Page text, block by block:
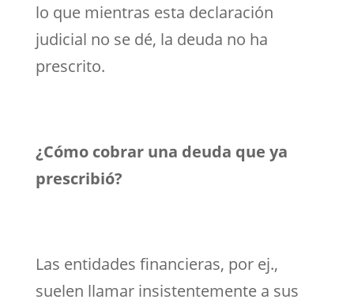
lo que mientras esta declaración
judicial no se dé, la deuda no ha
prescrito.
¿Cómo cobrar una deuda que ya
prescribió?
Las entidades financieras, por ej.,
suelen llamar insistentemente a sus